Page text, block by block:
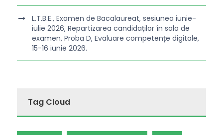
L.T.B.E., Examen de Bacalaureat, sesiunea iunie-
iulie 2026, Repartizarea candidaților în sala de
examen, Proba D, Evaluare competențe digitale,
15-16 iunie 2026.
Tag Cloud